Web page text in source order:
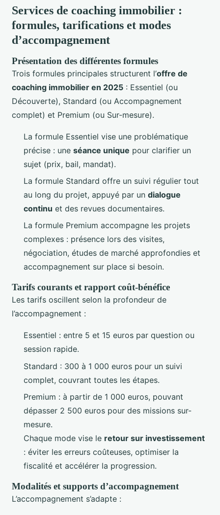
Services de coaching immobilier :
formules, tarifications et modes
d’accompagnement
Présentation des différentes formules
Trois formules principales structurent l’offre de
coaching immobilier en 2025 : Essentiel (ou
Découverte), Standard (ou Accompagnement
complet) et Premium (ou Sur-mesure).
La formule Essentiel vise une problématique
précise : une séance unique pour clarifier un
sujet (prix, bail, mandat).
La formule Standard offre un suivi régulier tout
au long du projet, appuyé par un dialogue
continu et des revues documentaires.
La formule Premium accompagne les projets
complexes : présence lors des visites,
négociation, études de marché approfondies et
accompagnement sur place si besoin.
Tarifs courants et rapport coût-bénéfice
Les tarifs oscillent selon la profondeur de
l’accompagnement :
Essentiel : entre 5 et 15 euros par question ou
session rapide.
Standard : 300 à 1 000 euros pour un suivi
complet, couvrant toutes les étapes.
Premium : à partir de 1 000 euros, pouvant
dépasser 2 500 euros pour des missions sur-
mesure.
Chaque mode vise le retour sur investissement
: éviter les erreurs coûteuses, optimiser la
fiscalité et accélérer la progression.
Modalités et supports d’accompagnement
L’accompagnement s’adapte :